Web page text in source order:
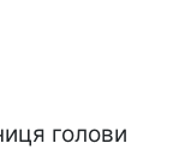
голови